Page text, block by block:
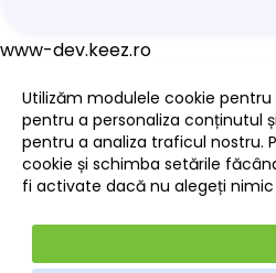
www-dev.keez.ro